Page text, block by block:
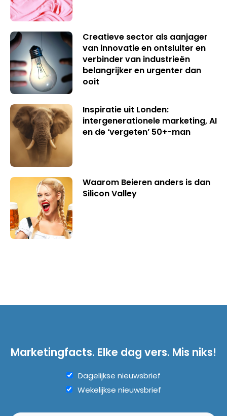
Creatieve sector als aanjager
van innovatie en ontsluiter en
verbinder van industrieën
belangrijker en urgenter dan
ooit
Inspiratie uit Londen:
intergenerationele marketing, AI
en de ‘vergeten’ 50+-man
Waarom Beieren anders is dan
Silicon Valley
Marketingfacts. Elke dag vers. Mis niks!
Dagelijkse nieuwsbrief
Wekelijkse nieuwsbrief